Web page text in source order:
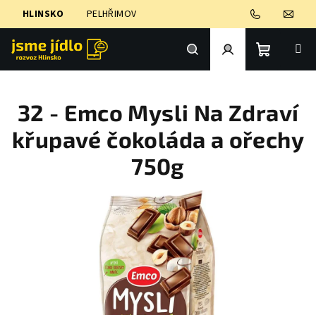
HLINSKO PELHŘIMOV
Hledat PřihlášeníNákupní
košík
32 - Emco Mysli Na Zdraví
křupavé čokoláda a ořechy
750g